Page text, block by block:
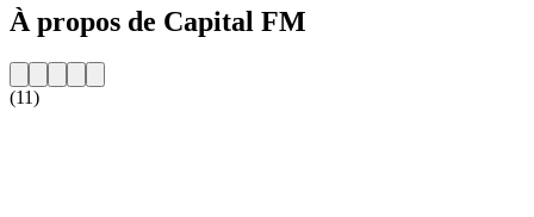
À propos de Capital FM
(11)